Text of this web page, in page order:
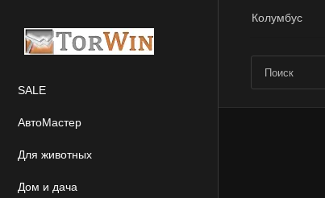
Колумбус
SALE
АвтоМастер
Для животных
Дом и дача